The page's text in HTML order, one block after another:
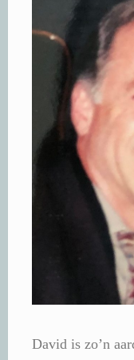
David is zo’n